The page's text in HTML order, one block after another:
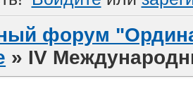
форум
» IV